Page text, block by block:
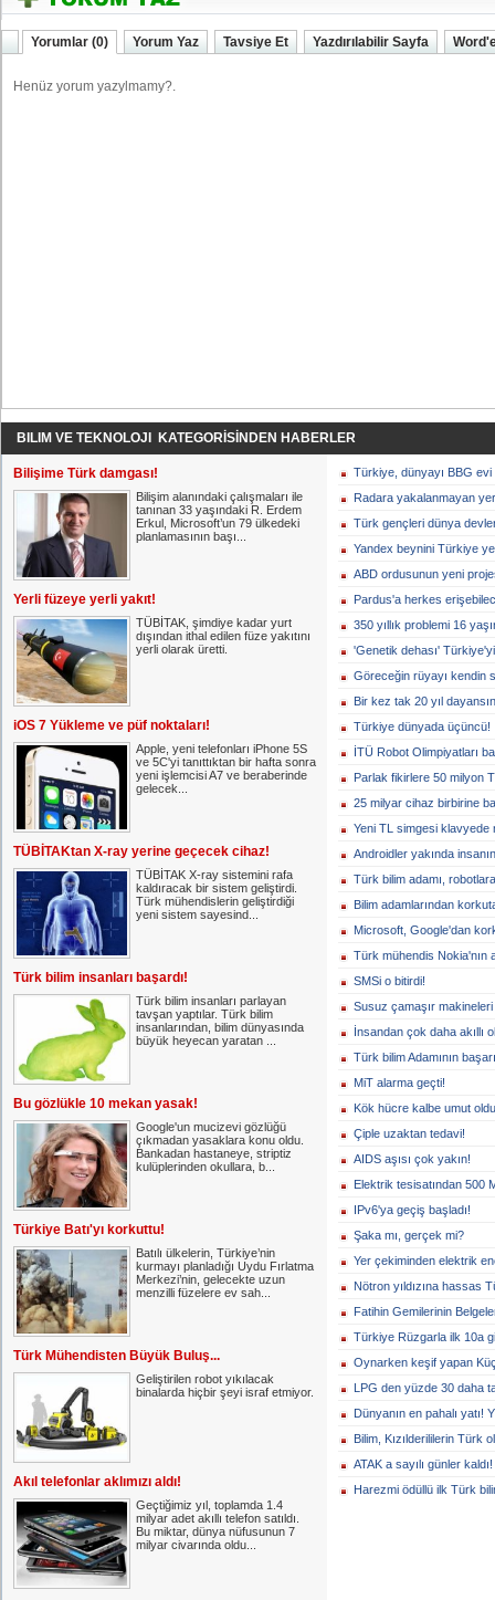
Yorumlar (0) Yorum Yaz Tavsiye Et Yazdırılabilir Sayfa
BILIM VE TEKNOLOJI KATEGORİSİNDEN HABERLER
Bilişime Türk damgası!
Bilişim alanındaki çalışmaları ile
tanınan 33 yaşındaki R. Erdem
Erkul, Microsoft’un 79 ülkedeki
planlamasının başı...
Yerli füzeye yerli yakıt!
TÜBİTAK, şimdiye kadar yurt
dışından ithal edilen füze yakıtını
yerli olarak üretti.
iOS 7 Yükleme ve püf noktaları!
Apple, yeni telefonları iPhone 5S
ve 5C'yi tanıttıktan bir hafta sonra
yeni işlemcisi A7 ve beraberinde
gelecek...
TÜBİTAKtan X-ray yerine geçecek cihaz!
TÜBİTAK X-ray sistemini rafa
kaldıracak bir sistem geliştirdi.
Türk mühendislerin geliştirdiği
yeni sistem sayesind...
Türk bilim insanları başardı!
Türk bilim insanları parlayan
tavşan yaptılar. Türk bilim
insanlarından, bilim dünyasında
büyük heyecan yaratan ...
Bu gözlükle 10 mekan yasak!
Google'un mucizevi gözlüğü
çıkmadan yasaklara konu oldu.
Bankadan hastaneye, striptiz
kulüplerinden okullara, b...
Türkiye Batı'yı korkuttu!
Batılı ülkelerin, Türkiye’nin
kurmayı planladığı Uydu Fırlatma
Merkezi’nin, gelecekte uzun
menzilli füzelere ev sah...
Türk Mühendisten Büyük Buluş...
Geliştirilen robot yıkılacak
binalarda hiçbir şeyi israf etmiyor.
Akıl telefonlar aklımızı aldı!
Geçtiğimiz yıl, toplamda 1.4
milyar adet akıllı telefon satıldı.
Bu miktar, dünya nüfusunun 7
milyar civarında oldu...
Türkiye, dünyayı BBG
Radara yakalanmayan
Türk gençleri dünya
Yandex beynini Türkiye
ABD ordusunun yeni
Pardus'a herkes
350 yıllık problemi 16
'Genetik dehası'
Göreceğin rüyayı kendin
Bir kez tak 20 yıl
Türkiye dünyada üçüncü!
İTÜ Robot Olimpiyatları
Parlak fikirlere 50 milyon
25 milyar cihaz birbirine
Yeni TL simgesi klavyede
Androidler yakında
Türk bilim adamı,
Bilim adamlarından
Microsoft, Google'dan
Türk mühendis Nokia'nın
SMSi o bitirdi!
Susuz çamaşır
İnsandan çok daha akıllı
Türk bilim Adamının
MiT alarma geçti!
Kök hücre kalbe umut
Çiple uzaktan tedavi!
AIDS aşısı çok yakın!
Elektrik tesisatından 500
IPv6'ya geçiş başladı!
Şaka mı, gerçek mi?
Yer çekiminden elektrik
Nötron yıldızına hassas
Fatihin Gemilerinin
Türkiye Rüzgarla ilk 10a
Oynarken keşif yapan
LPG den yüzde 30 daha
Dünyanın en pahalı yatı!
Bilim, Kızılderililerin Türk
ATAK a sayılı günler kaldı!
Harezmi ödüllü ilk Türk